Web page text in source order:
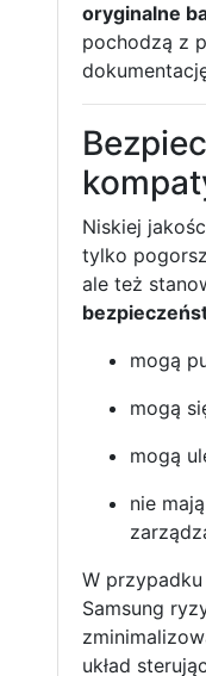
oryginalne
pochodzą z
Niskiej
tylko
ale też
mogą
mogą
mogą
nie
W
Samsung
układ